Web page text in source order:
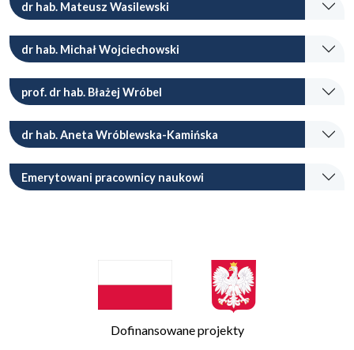
dr hab. Mateusz Wasilewski
dr hab. Michał Wojciechowski
prof. dr hab. Błażej Wróbel
dr hab. Aneta Wróblewska-Kamińska
Emerytowani pracownicy naukowi
Dofinansowane projekty